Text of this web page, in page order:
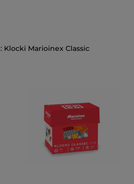
Klocki Marioinex Classic